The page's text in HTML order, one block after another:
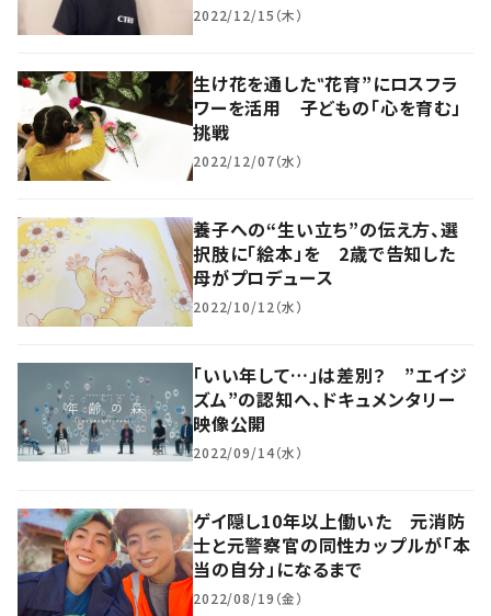
2022/12/15（木）
生け花を通した‟花育”にロスフラ
ワーを活用 子どもの「心を育む」
挑戦
2022/12/07（水）
養子への“生い立ち”の伝え方、選
択肢に「絵本」を 2歳で告知した
母がプロデュース
2022/10/12（水）
「いい年して…」は差別？ ”エイジ
ズム”の認知へ、ドキュメンタリー
映像公開
2022/09/14（水）
ゲイ隠し10年以上働いた 元消防
士と元警察官の同性カップルが「本
当の自分」になるまで
2022/08/19（金）